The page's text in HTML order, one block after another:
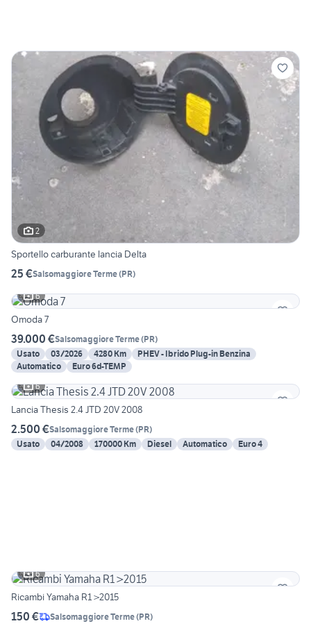
2
Sportello carburante lancia Delta
25 €Salsomaggiore Terme(PR)
6
Omoda 7
39.000 €Salsomaggiore Terme(PR)
Usato
03/2026 4280 Km
PHEV - Ibrido Plug-in Benzina
Automatico
Euro 6d-TEMP
6
Lancia Thesis 2.4 JTD 20V 2008
2.500 €Salsomaggiore Terme(PR)
Usato
04/2008 170000 Km Diesel Automatico Euro 4
6
Ricambi Yamaha R1 >2015
150 € Salsomaggiore Terme(PR)